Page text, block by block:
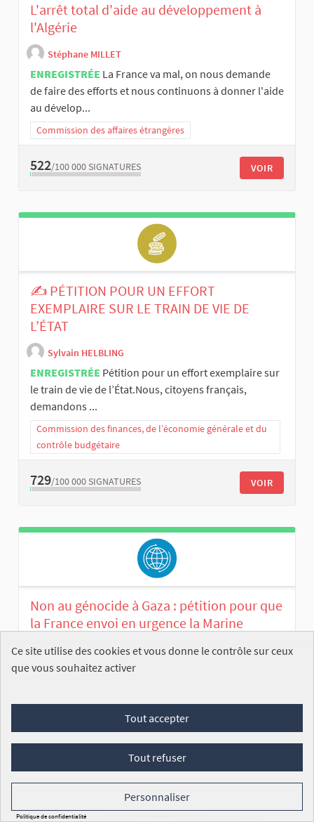
L'arrêt total d'aide au développement à
l'Algérie
Stéphane MILLET
ENREGISTRÉE La France va mal, on nous demande
de faire des efforts et nous continuons à donner l'aide
au dévelop...
Commission des affaires étrangères
522/100 000 SIGNATURES VOIR
✍️ PÉTITION POUR UN EFFORT
EXEMPLAIRE SUR LE TRAIN DE VIE DE
L’ÉTAT
Sylvain HELBLING
ENREGISTRÉE Pétition pour un effort exemplaire sur
le train de vie de l’État.Nous, citoyens français,
demandons ...
Commission des finances, de l’économie générale et du
contrôle budgétaire
729/100 000 SIGNATURES VOIR
Non au génocide à Gaza : pétition pour que
la France envoi en urgence la Marine
couloir humanitaire.
ENREGISTRÉEPar cette pétition, nous, citoyennes et
citoyens de la République française, soussignés,
Commission des affaires étrangères
SIGNATURES
Ce site utilise des cookies et vous donne le contrôle sur ceux
que vous souhaitez activer
Tout accepter
Tout refuser
Personnaliser
Politique de confidentialité